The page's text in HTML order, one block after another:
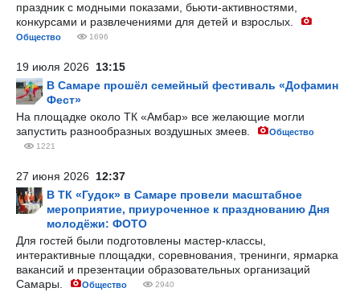
праздник с модными показами, бьюти-активностями,
конкурсами и развлечениями для детей и взрослых.
Общество 1696
19 июля 2026 13:15
В Самаре прошёл семейный фестиваль «Дофамин
Фест»
На площадке около ТК «Амбар» все желающие могли
запустить разнообразных воздушных змеев.
Общество
1221
27 июня 2026 12:37
В ТК «Гудок» в Самаре провели масштабное
мероприятие, приуроченное к празднованию Дня
молодёжи: ФОТО
Для гостей были подготовлены мастер-классы,
интерактивные площадки, соревнования, тренинги, ярмарка
вакансий и презентации образовательных организаций
Самары.
Общество 2940